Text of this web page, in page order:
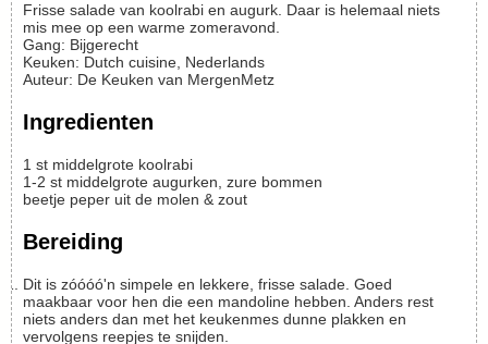
Frisse salade van koolrabi en augurk. Daar is helemaal niets
mis mee op een warme zomeravond.
Gang: Bijgerecht
Keuken: Dutch cuisine, Nederlands
Auteur: De Keuken van MergenMetz
Ingredienten
1 st middelgrote koolrabi
1-2 st middelgrote augurken, zure bommen
beetje peper uit de molen & zout
Bereiding
Dit is zóóóó'n simpele en lekkere, frisse salade. Goed
maakbaar voor hen die een mandoline hebben. Anders rest
niets anders dan met het keukenmes dunne plakken en
vervolgens reepjes te snijden.